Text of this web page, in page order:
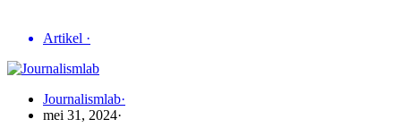
Artikel ·
Journalismlab·
mei 31, 2024·